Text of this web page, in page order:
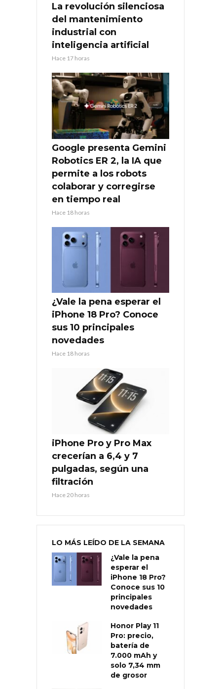
La revolución silenciosa
del mantenimiento
industrial con
inteligencia artificial
Hace 17 horas
Google presenta Gemini
Robotics ER 2, la IA que
permite a los robots
colaborar y corregirse
en tiempo real
Hace 18 horas
¿Vale la pena esperar el
iPhone 18 Pro? Conoce
sus 10 principales
novedades
Hace 18 horas
iPhone Pro y Pro Max
crecerían a 6,4 y 7
pulgadas, según una
filtración
Hace 20 horas
LO MÁS LEÍDO DE LA SEMANA
¿Vale la pena
esperar el
iPhone 18 Pro?
Conoce sus 10
principales
novedades
Honor Play 11
Pro: precio,
batería de
7.000 mAh y
solo 7,34 mm
de grosor